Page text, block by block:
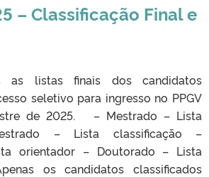
– Classificação Final e
as listas finais dos candidatos
seletivo para ingresso no PPGV
de 2025. – Mestrado – Lista
– Lista classificação –
orientador – Doutorado – Lista
os candidatos classificados